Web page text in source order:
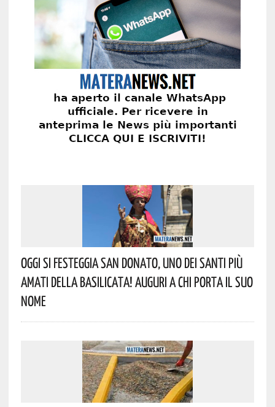
Oggi Si Festeggia San Donato, Uno Dei Santi Più
Amati Della Basilicata! Auguri A Chi Porta Il Suo
Nome